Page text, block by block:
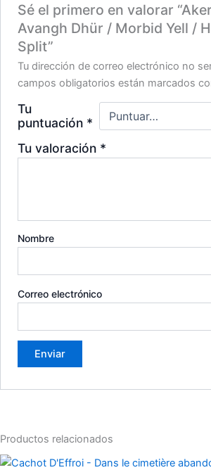
Sé el primero en valorar
Avangh Dhür / Morbid Yell /
Split”
Tu dirección de correo electrónico no
campos obligatorios están marcados
Tu
puntuación *
Tu valoración *
Nombre
Correo electrónico
Productos relacionados